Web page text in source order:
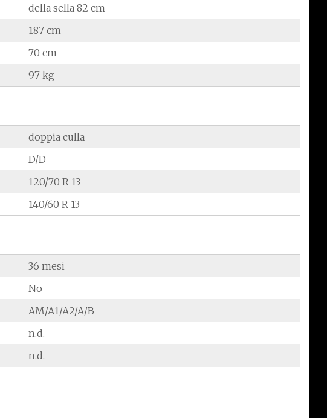
della sella 82 cm
187 cm
70 cm
97 kg
doppia culla
D/D
120/70 R 13
140/60 R 13
36 mesi
No
AM/A1/A2/A/B
n.d.
n.d.